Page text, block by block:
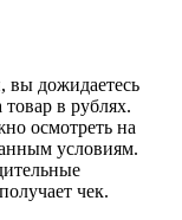
вы дожидаетесь
товар в рублях.
осмотреть на
условиям.
чек.